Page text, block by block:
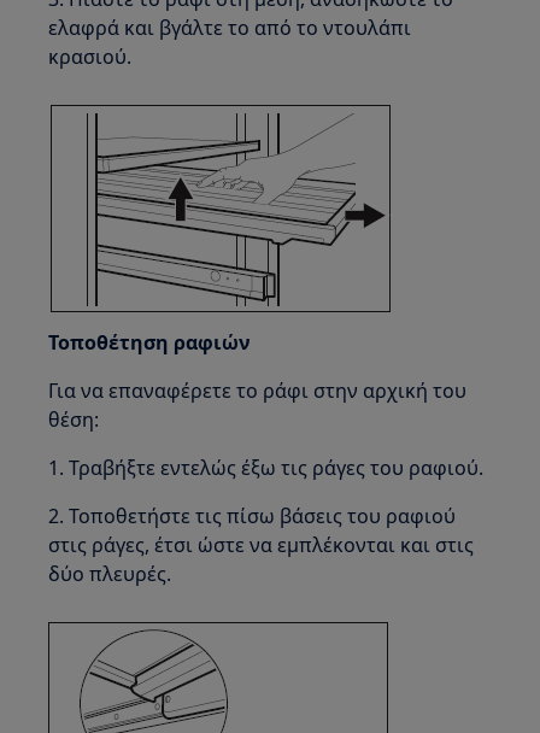
ελαφρά και βγάλτε το από το ντουλάπι
κρασιού.
Τοποθέτηση ραφιών
Για να επαναφέρετε το ράφι στην αρχική του
θέση:
1. Τραβήξτε εντελώς έξω τις ράγες του ραφιού.
2. Τοποθετήστε τις πίσω βάσεις του ραφιού
στις ράγες, έτσι ώστε να εμπλέκονται και στις
δύο πλευρές.